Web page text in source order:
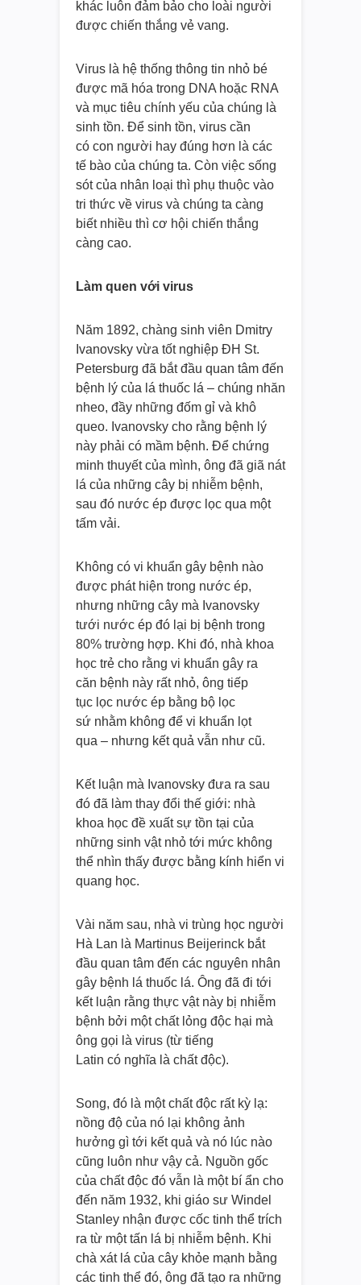
khác luôn đảm bảo cho loài người
được chiến thắng vẻ vang.
Virus là hệ thống thông tin nhỏ bé
được mã hóa trong DNA hoặc RNA
và mục tiêu chính yếu của chúng là
sinh tồn. Để sinh tồn, virus cần
có con người hay đúng hơn là các
tế bào của chúng ta. Còn việc sống
sót của nhân loại thì phụ thuộc vào
tri ​​thức về virus và chúng ta càng
biết nhiều thì cơ hội chiến thắng
càng cao.
Làm quen với virus
Năm 1892, chàng sinh viên Dmitry
Ivanovsky vừa tốt nghiệp ĐH St.
Petersburg đã bắt đầu quan tâm đến
bệnh lý của lá thuốc lá – chúng nhăn
nheo, đầy những đốm gỉ và khô
queo. Ivanovsky cho rằng bệnh lý
này phải có mầm bệnh. Để chứng
minh thuyết của mình, ông đã giã nát
lá của những cây bị nhiễm bệnh,
sau đó nước ép được lọc qua một
tấm vải.
Không có vi khuẩn gây bệnh nào
được phát hiện trong nước ép,
nhưng những cây mà Ivanovsky
tưới nước ép đó lại bị bệnh trong
80% trường hợp. Khi đó, nhà khoa
học trẻ cho rằng vi khuẩn gây ra
căn bệnh này rất nhỏ, ông tiếp
tục lọc nước ép bằng bộ lọc
sứ nhằm không để vi khuẩn lọt
qua – nhưng kết quả vẫn như cũ.
Kết luận mà Ivanovsky đưa ra sau
đó đã làm thay đổi thế giới: nhà
khoa học đề xuất sự tồn tại của
những sinh vật nhỏ tới mức không
thể nhìn thấy được bằng kính hiển vi
quang học.
Vài năm sau, nhà vi trùng học người
Hà Lan là Martinus Beijerinck bắt
đầu quan tâm đến các nguyên nhân
gây bệnh lá thuốc lá. Ông đã đi tới
kết luận rằng thực vật này bị nhiễm
bệnh bởi một chất lỏng độc hại mà
ông gọi là virus (từ tiếng
Latin có nghĩa là chất độc).
Song, đó là một chất độc rất kỳ lạ:
nồng độ của nó lại không ảnh
hưởng gì tới kết quả và nó lúc nào
cũng luôn như vậy cả. Nguồn gốc
của chất độc đó vẫn là một bí ẩn cho
đến năm 1932, khi giáo sư Windel
Stanley nhận được cốc tinh thể trích
ra từ một tấn lá bị nhiễm bệnh. Khi
chà xát lá của cây khỏe mạnh bằng
các tinh thể đó, ông đã tạo ra những